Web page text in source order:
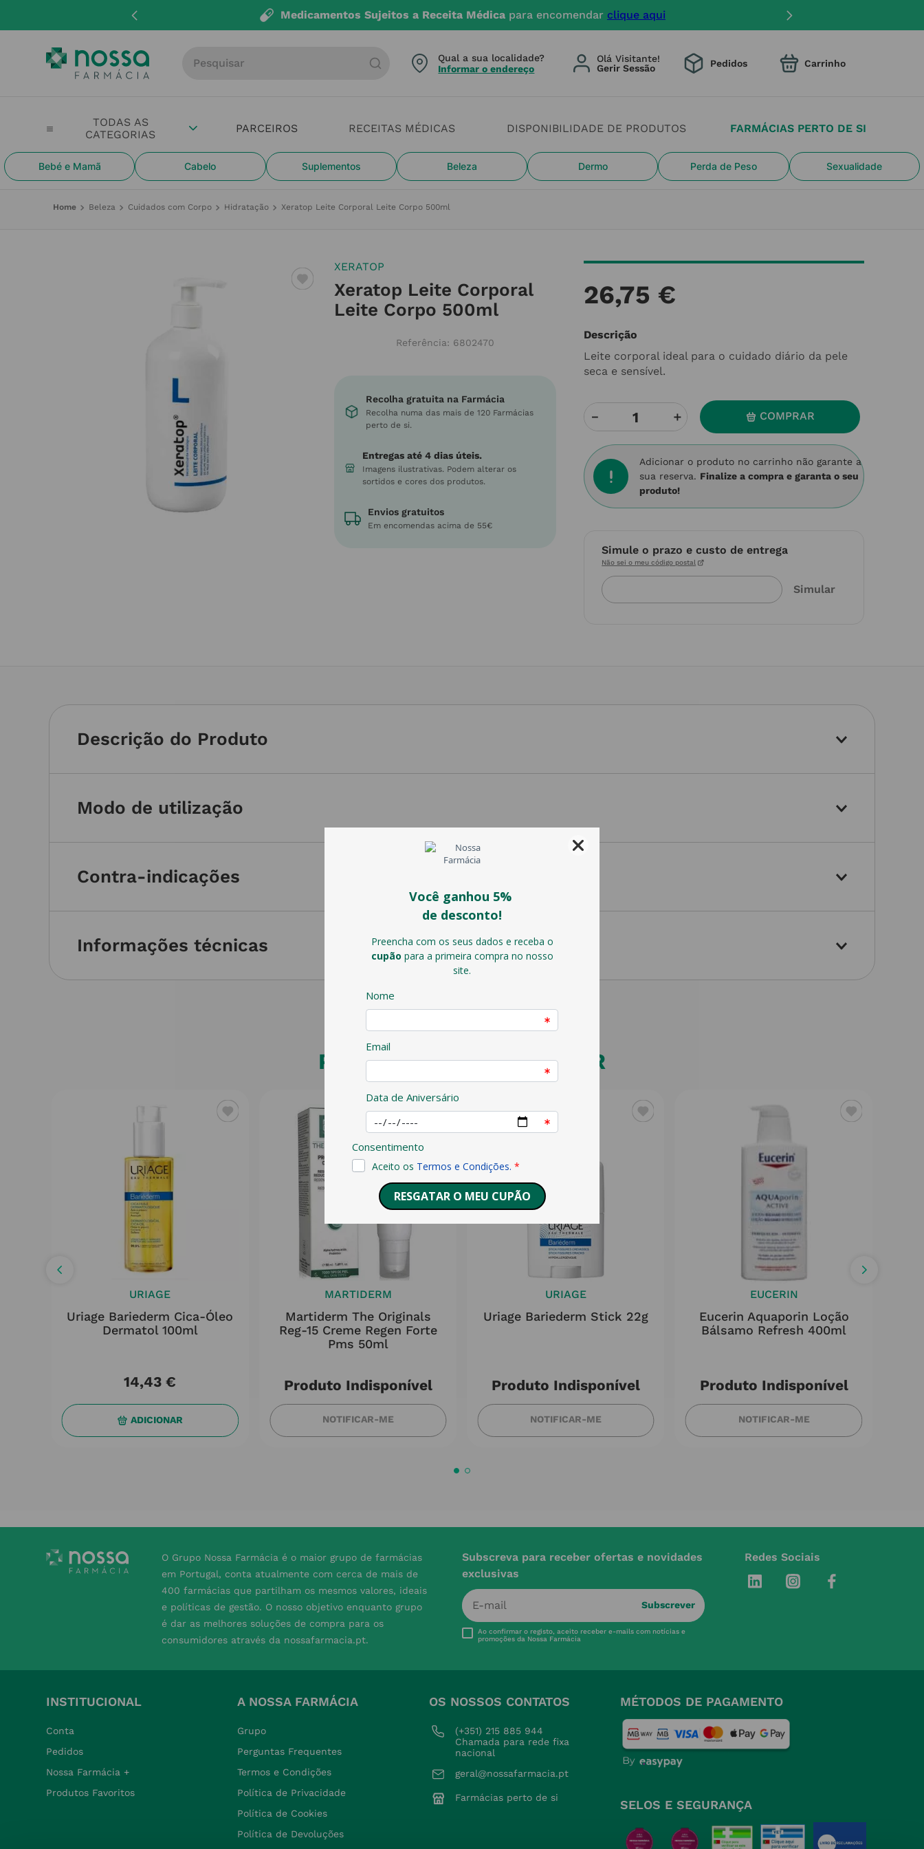
Medicamentos Sujeitos a Receita Médica para encomendar clique aqui
PARCEIROS RECEITAS MÉDICAS DISPONIBILIDADE DE PRODUTOS FARMÁCIAS PERTO DE SI
Bebé e Mamã Cabelo Suplementos Beleza Dermo Perda de Peso Sexualidade
Qual a sua localidade?
Informar o endereço
Olá Visitante! Pedidos
Beleza Cuidados com Corpo Hidratação Xeratop Leite Corporal Leite Corpo 500ml
XERATOP
Xeratop Leite Corporal
Leite Corpo 500ml
Referência: 6802470
Recolha gratuita na Farmácia
Recolha numa das mais de 120 Farmácias
perto de si.
Entregas até 4 dias úteis.
Imagens ilustrativas. Podem alterar os
sortidos e cores dos produtos.
Envios gratuitos
Em encomendas acima de 55€
26,75 €
Descrição
Leite corporal ideal para o cuidado diário da pele
seca e sensível.
＋
－ COMPRAR
Adicionar o produto no carrinho não garante a
sua reserva. Finalize a compra e garanta o seu
produto!
Simule o prazo e custo de entrega
Não sei o meu código postal
Descrição do Produto
Modo de utilização
Contra-indicações
Informações técnicas
PODERÁ TAMBÉM GOSTAR
URIAGE
Uriage Bariederm Cica-Óleo
Dermatol 100ml
14,43 €
ADICIONAR
MARTIDERM
Martiderm The Originals
Reg-15 Creme Regen Forte
Pms 50ml
Produto Indisponível
NOTIFICAR-ME
URIAGE
Uriage Bariederm Stick 22g
Produto Indisponível
NOTIFICAR-ME
EUCERIN
Eucerin Aquaporin Loção
Bálsamo Refresh 400ml
Produto Indisponível
NOTIFICAR-ME
O Grupo Nossa Farmácia é o maior grupo de farmácias
em Portugal, conta atualmente com cerca de mais de
400 farmácias que partilham os mesmos valores, ideais
e políticas de gestão. O nosso objetivo enquanto grupo
é dar as melhores soluções de compra para os
consumidores através da nossafarmacia.pt.
Subscreva para receber ofertas e novidades
exclusivas
Subscrever
Ao confirmar o registo, aceito receber e-mails com notícias e
promoções da Nossa Farmácia
Redes Sociais
INSTITUCIONAL
Conta
Pedidos
Nossa Farmácia +
Produtos Favoritos
A NOSSA FARMÁCIA
Grupo
Perguntas Frequentes
Termos e Condições
Política de Privacidade
Política de Cookies
Política de Devoluções
OS NOSSOS CONTATOS
(+351) 215 885 944
Chamada para rede fixa
nacional
geral@nossafarmacia.pt
Farmácias perto de si
MÉTODOS DE PAGAMENTO
SELOS E SEGURANÇA